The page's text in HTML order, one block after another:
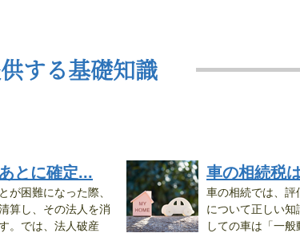
する基礎知識
とに確定...
が困難になった際、
算し、その法人を消
。では、法人破産
車の相続税
車の相続では、評
について正しい知
しての車は「一